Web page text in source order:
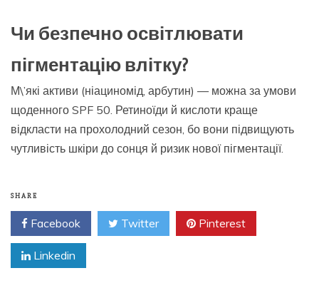
Чи безпечно освітлювати
пігментацію влітку?
М\’які активи (ніациномід, арбутин) — можна за умови
щоденного SPF 50. Ретиноїди й кислоти краще
відкласти на прохолодний сезон, бо вони підвищують
чутливість шкіри до сонця й ризик нової пігментації.
SHARE
Facebook Twitter Pinterest
Linkedin